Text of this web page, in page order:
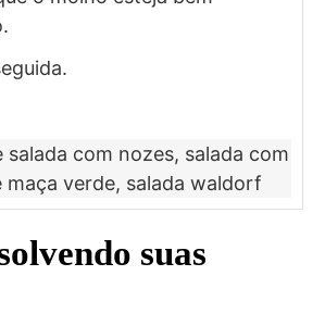
salada com nozes, salada com
maça verde, salada waldorf
suas